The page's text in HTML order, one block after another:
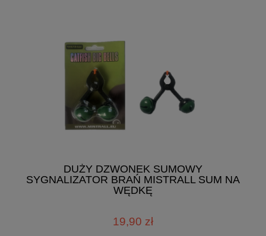
DUŻY DZWONEK SUMOWY
SYGNALIZATOR BRAŃ MISTRALL SUM NA
WĘDKĘ
19,90 zł